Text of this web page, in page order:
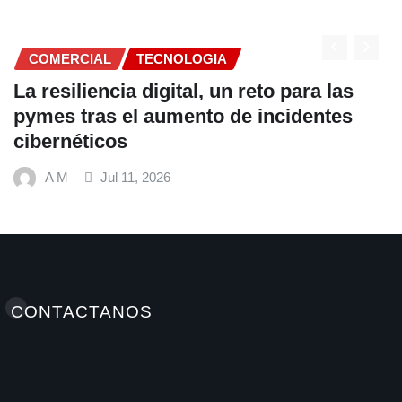
COMERCIAL TECNOLOGIA
La resiliencia digital, un reto para las
pymes tras el aumento de incidentes
cibernéticos
A M Jul 11, 2026
CONTACTANOS